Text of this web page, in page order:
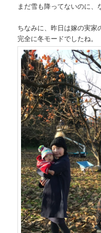
まだ雪も降ってないのに
ちなみに、昨日は嫁の実家
完全に冬モードでしたね。